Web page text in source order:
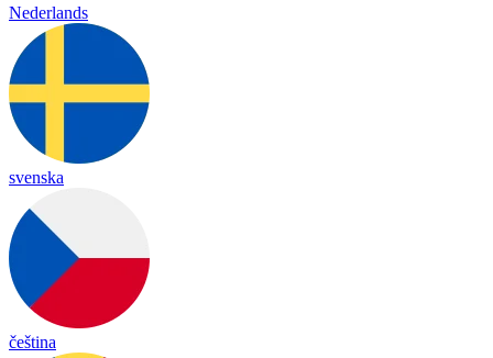
Nederlands
svenska
čeština